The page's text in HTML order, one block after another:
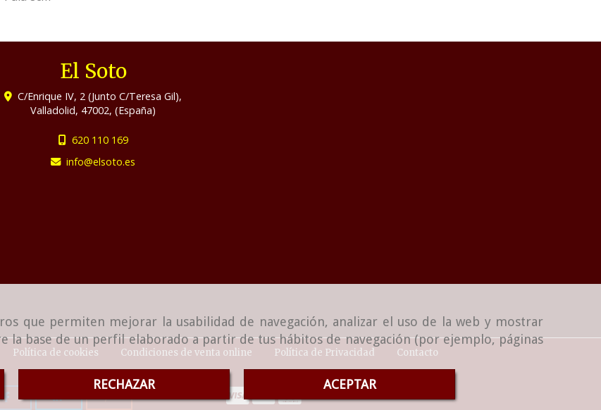
que permiten mejorar la usabilidad de navegación, analizar el uso de la web y mostrar
la base de un perfil elaborado a partir de tus hábitos de navegación (por ejemplo, páginas
RECHAZAR ACEPTAR
El Soto
C/Enrique IV, 2 (Junto C/Teresa Gil),
Valladolid, 47002,(España)
620 110 169
info
elsoto.es
Política de cookies Condiciones de venta online Política de Privacidad Contacto